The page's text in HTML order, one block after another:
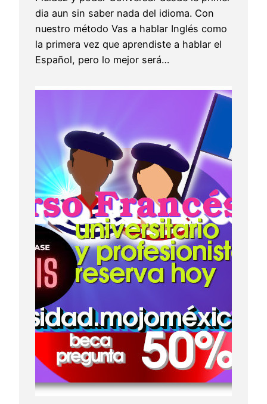
dia aun sin saber nada del idioma. Con
nuestro método Vas a hablar Inglés como
la primera vez que aprendiste a hablar el
Español, pero lo mejor será…